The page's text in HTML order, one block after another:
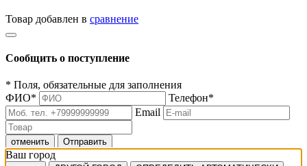
Товар добавлен в сравнение
Сообщить о поступление
* Поля, обязательные для заполнения
ФИО* Телефон*
Email
отменить Отправить
Ваш город